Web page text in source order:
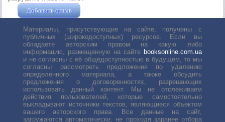
Добавить отзыв
Материалы, присутствующие на сайте, получены с
публичных (широкодоступных) ресурсов. Если вы
обладаете авторским правом на какую либо
информацию, размещенную на сайте booksonline.com.ua
и не согласны с её общедоступностью в будущем, то мы
согласны рассмотреть предложения по удалению
определенного материала, а также обсудить
предложения о договоренностях, разрешающих
использовать данный контент. Мы не отслеживаем
действия пользователей, которые самостоятельно
выкладывают источники текстов, являющиеся объектом
вашего авторского права. Все данные на сайт,
загружаются автоматически, не проходя заранее отбора